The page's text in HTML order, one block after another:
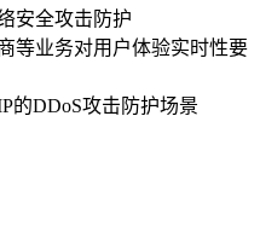
安全攻击防护
等业务对用户体验实时性要
的DDoS攻击防护场景